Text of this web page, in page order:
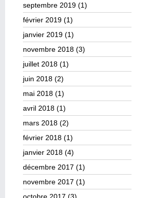
septembre 2019 (1)
février 2019 (1)
janvier 2019 (1)
novembre 2018 (3)
juillet 2018 (1)
juin 2018 (2)
mai 2018 (1)
avril 2018 (1)
mars 2018 (2)
février 2018 (1)
janvier 2018 (4)
décembre 2017 (1)
novembre 2017 (1)